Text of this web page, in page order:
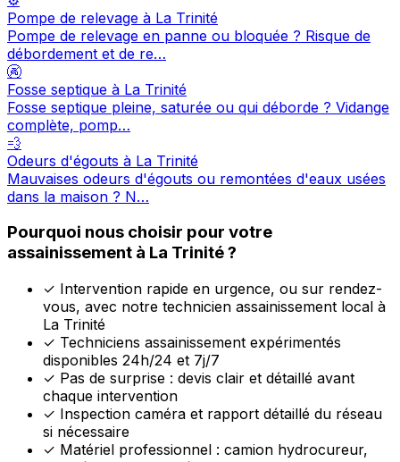
Pompe de relevage à La Trinité
Pompe de relevage en panne ou bloquée ? Risque de
débordement et de re…
🚱
Fosse septique à La Trinité
Fosse septique pleine, saturée ou qui déborde ? Vidange
complète, pomp…
💨
Odeurs d'égouts à La Trinité
Mauvaises odeurs d'égouts ou remontées d'eaux usées
dans la maison ? N…
Pourquoi nous choisir pour votre
assainissement à La Trinité ?
✓ Intervention rapide en urgence, ou sur rendez-
vous, avec notre technicien assainissement local à
La Trinité
✓ Techniciens assainissement expérimentés
disponibles 24h/24 et 7j/7
✓ Pas de surprise : devis clair et détaillé avant
chaque intervention
✓ Inspection caméra et rapport détaillé du réseau
si nécessaire
✓ Matériel professionnel : camion hydrocureur,